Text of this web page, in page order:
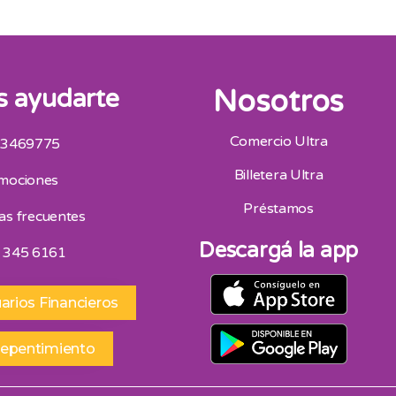
ayudarte
frecuentes
6161
Financieros
Nosotros
Comercio Ultra
Billetera Ultra
Préstamos
Descargá la app
San Juan
Av. Mitre Oeste 75, San Juan 264 4453418
Horario De Atencion 9:00 A 13:00 | 16:30 A 20:30
Sábados 9:00 A 13:00